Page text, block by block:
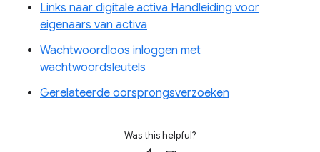
Links naar digitale activa Handleiding voor
eigenaars van activa
Wachtwoordloos inloggen met
wachtwoordsleutels
Gerelateerde oorsprongsverzoeken
Was this helpful?